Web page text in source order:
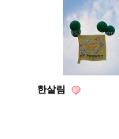
한살림